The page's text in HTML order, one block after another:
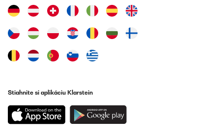
Stiahnite si aplikáciu Klarstein